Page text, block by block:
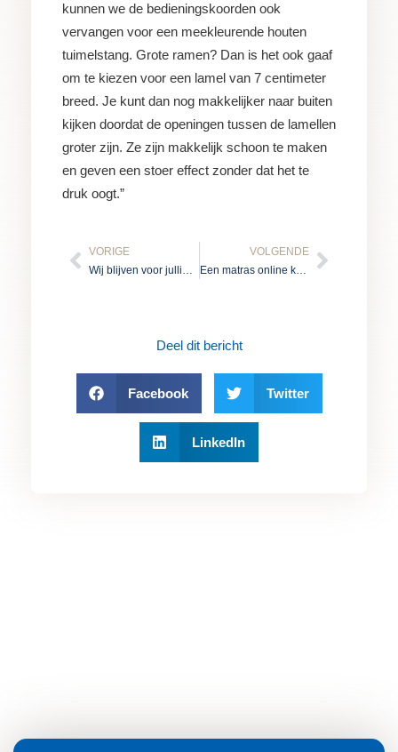
kunnen we de bedieningskoorden ook
vervangen voor een meekleurende houten
tuimelstang. Grote ramen? Dan is het ook gaaf
om te kiezen voor een lamel van 7 centimeter
breed. Je kunt dan nog makkelijker naar buiten
kijken doordat de openingen tussen de lamellen
groter zijn. Ze zijn makkelijk schoon te maken
en geven een stoer effect zonder dat het te
druk oogt.”
Vorige
VORIGE
VOLGENDE
Een matras online kopen? Geen aanrader
Deel dit bericht
Facebook Twitter
LinkedIn